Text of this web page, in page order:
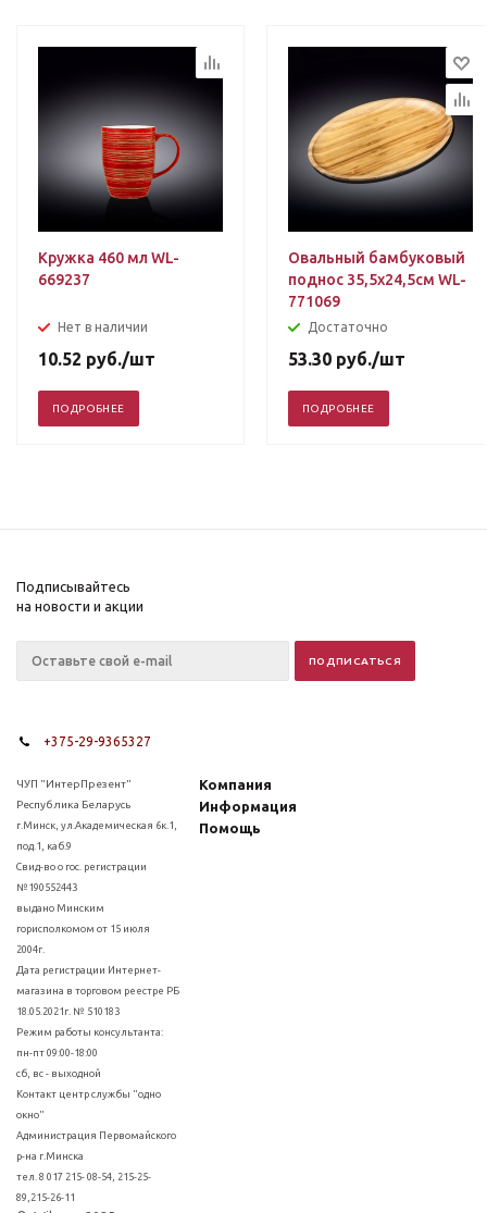
Кружка 460 мл WL-
669237
Нет в наличии
10.52 руб./шт
ПОДРОБНЕЕ
Овальный бамбуковый
поднос 35,5х24,5см WL-
771069
Достаточно
53.30 руб./шт
ПОДРОБНЕЕ
Подписывайтесь
на новости и акции
+375-29-9365327
ЧУП "ИнтерПрезент"
Республика Беларусь
г.Минск, ул.Академическая 6к.1,
под.1, каб.9
Свид-во о гос. регистрации
№190552443
выдано Минским
горисполкомом от 15 июля
2004г.
Дата регистрации Интернет-
магазина в торговом реестре РБ
18.05.2021г. № 510183
Режим работы консультанта:
пн-пт 09:00-18:00
сб, вс - выходной
Контакт центр службы "одно
окно"
Администрация Первомайского
р-на г.Минска
тел. 8 017 215- 08-54, 215-25-
89,215-26-11
Компания
Информация
Помощь